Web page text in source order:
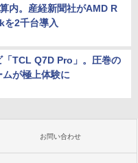
内。産経新聞社がAMD R
2千台導入
TCL Q7D Pro」。圧巻の
が極上体験に
お問い合わせ